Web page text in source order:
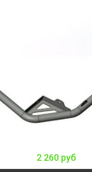
2 260 руб